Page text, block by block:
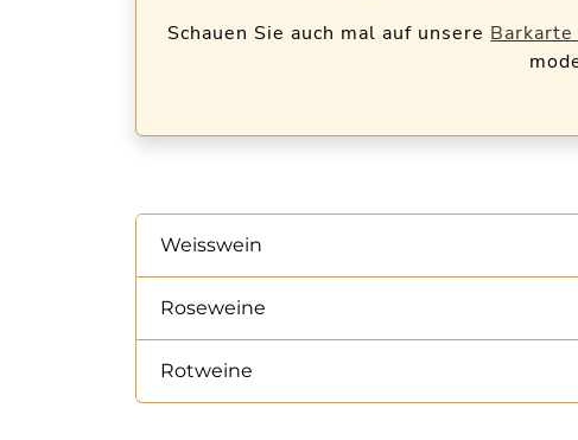
Schauen Sie auch mal auf unsere
Weisswein
Roseweine
Rotweine